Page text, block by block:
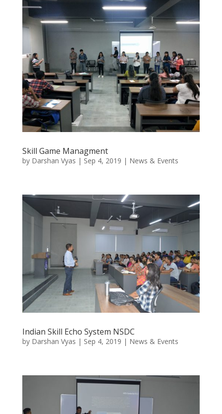
Skill Game Managment
by Darshan Vyas | Sep 4, 2019 | News & Events
Indian Skill Echo System NSDC
by Darshan Vyas | Sep 4, 2019 | News & Events